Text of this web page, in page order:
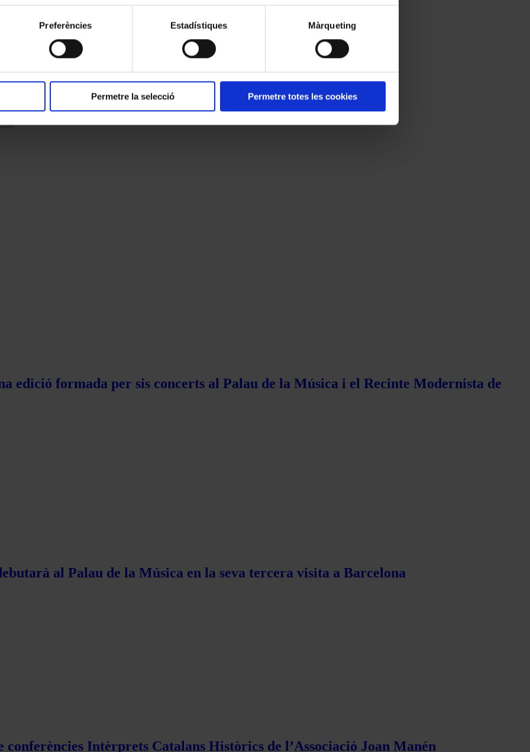
Preferències Estadístiques Màrqueting
Permetre la selecció Permetre totes les cookies
amb
edició formada per sis concerts al Palau de la Música i el Recinte Modernista de
al Palau de la Música en la seva tercera visita a Barcelona
conferències Intèrprets Catalans Històrics de l’Associació Joan Manén